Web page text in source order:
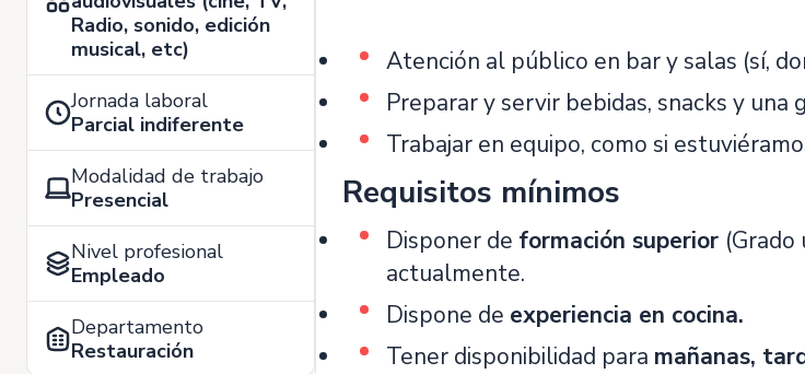
Radio, sonido, edición
musical, etc)
Jornada laboral
Parcial indiferente
Modalidad de trabajo
Presencial
Nivel profesional
Empleado
Departamento
Restauración
Atención al público en bar y salas (sí,
Preparar y servir bebidas, snacks y una
Trabajar en equipo, como si
Requisitos mínimos
Disponer de formación superior
actualmente.
Dispone de experiencia en cocina.
Tener disponibilidad para mañanas,